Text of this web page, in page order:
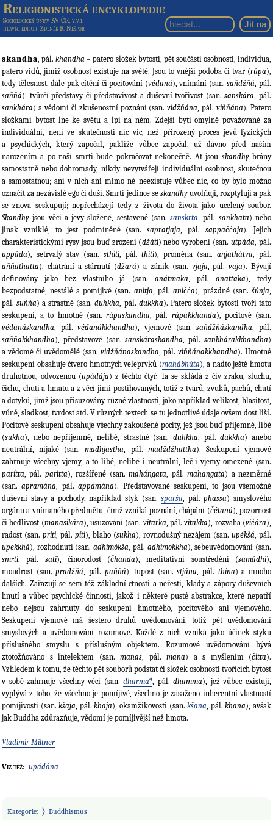
Religionistická encyklopedie
Sociologický ústav AV ČR, v.v.i.
hlavní editor: Zdeněk R. Nešpor
skandha, pál.khandha – patero složek bytosti, pět součástí osobnosti, individua,
patero vidů, jimiž osobnost existuje na světě. Jsou to vnější podoba či tvar (rúpa),
tedy tělesnost, dále pak cítění či pociťování (védaná), vnímání (san.saňdžňá, pál.
saňňá), tvůrčí představy či představivost a duševní tvořivost (san.sanskára, pál.
sankhára) a vědomí či zkušenostní poznání (san.vidžňána, pál.viňňána). Patero
složkami bytost lne ke světu a lpí na něm. Zdejší bytí omylně považované za
individuální, není ve skutečnosti nic víc, než přirozený proces jevů fyzických
a psychických, který započal, pakliže vůbec započal, už dávno před naším
narozením a po naší smrti bude pokračovat nekonečně. Ať jsou skandhybrány
samostatně nebo dohromady, nikdy nevytvářejí individuální osobnost, skutečnou
a samostatnou; ani v nich ani mimo ně neexistuje vůbec nic, co by bylo možno
označit za nezávislé ego či duši. Smrtí jedince se skandhyuvolňují, rozptylují a pak
se znova seskupují; nepřecházejí tedy z života do života jako ucelený soubor.
Skandhy jsou věci a jevy složené, sestavené (san.sanskrta, pál. sankhata) nebo
jinak vzniklé, to jest podmíněné (san.sapratjaja, pál.sappaččaja). Jejich
charakteristickými rysy jsou buď zrození (džáti) nebo vyrobení (san.utpáda, pál.
uppáda), setrvalý stav (san. sthiti, pál.thiti), proměna (san.anjathátva, pál.
aňňathatta), chátrání a stárnutí (džará) a zánik (san. vjaja, pál.vaja). Bývají
deﬁnovány jako bez vlastního já (san. anátmaka, pál. anattaka), tedy
bezpodstatné, nestálé a pomíjivé (san. anitja, pál. aničča), prázdné (san.šúnja,
pál.suňňa) a strastné (san.duhkha, pál. dukkha). Patero složek bytosti tvoří tato
seskupení, a to hmotné (san.rúpaskandha, pál. rúpakkhanda), pocitové (san.
védanáskandha, pál.védanákkhandha), vjemové (san.saňdžňáskandha, pál.
saňňakkhandha), představové (san.sanskáraskandha, pál.sankhárakkhandha)
a vědomé či uvědomělé (san. vidžňánaskandha, pál. viňňánakkhandha). Hmotné
seskupení obsahuje čtvero hmotných veleprvků (mahábhúta), a nadto ještě hmotu
druhotnou, odvozenou (upádája) z těchto čtyř. Ta se skládá z čiv zraku, sluchu,
čichu, chuti a hmatu a z věcí jimi postihovaných, totiž z tvarů, zvuků, pachů, chutí
a dotyků, jimž jsou přisuzovány různé vlastnosti, jako například velikost, hlasitost,
vůně, sladkost, tvrdost atd. V různých textech se tu jednotlivé údaje ovšem dost liší.
Pocitové seskupení obsahuje všechny zakoušené pocity, jež jsou buď příjemné, libé
(sukha), nebo nepříjemné, nelibé, strastné (san. duhkha, pál.dukkha) anebo
neutrální, nijaké (san.madhjastha, pál. madždžhattha). Seskupení vjemové
zahrnuje všechny vjemy, a to libé, nelibé i neutrální, leč i vjemy omezené (san.
parítta, pál. paritta), rozšířené (san.mahángata, pál.mahangata) a nezměrné
(san.apramána, pál.appamána). Představované seskupení, to jsou všemožné
duševní stavy a pochody, například styk (san.sparša, pál.phassa) smyslového
orgánu a vnímaného předmětu, čímž vzniká poznání, chápání (čétaná), pozornost
či bedlivost (manasikára), usuzování (san. vitarka, pál.vitakka), rozvaha (vičára),
radost (san. príti, pál. píti), blaho (sukha), rovnodušný nezájem (san. upékšá, pál.
upekkhá), rozhodnutí (san.adhimókša, pál. adhimokkha), sebeuvědomování (san.
smrti, pál. sati), činorodost (čhanda), meditativní soustředění (samádhi),
moudrost (san.pradžňá, pál. paňňá), tupost (san.stjána, pál. thína) a mnoho
dalších. Zařazují se sem též základní ctnosti a neřesti, klady a zápory duševních
hnutí a vůbec psychické činnosti, jakož i některé pusté abstrakce, které nepatří
nebo nejsou zahrnuty do seskupení hmotného, pocitového ani vjemového.
Seskupení vjemové má šestero druhů uvědomování, totiž pět uvědomování
smyslových a uvědomování rozumové. Každé z nich vzniká jako účinek styku
příslušného smyslu s příslušným objektem. Rozumové uvědomování bývá
ztotožňováno s intelektem (san. manas, pál. mana) a s myšlením (čitta).
Vzhledem k tomu, že těchto pět souborů podstat či složek osobnosti tvořících bytost
v sobě zahrnuje všechny věci (san.dharma4, pál.dhamma), jež vůbec existují,
vyplývá z toho, že všechno je pomíjivé, všechno je zasaženo inherentní vlastností
pomíjivosti (san.kšaja, pál.khaja), okamžikovosti (san.kšana, pál.khana), avšak
jak Buddha zdůrazňuje, vědomí je pomíjivější než hmota.
Vladimír Miltner
Viz též: upádána
Kategorie: Buddhismus